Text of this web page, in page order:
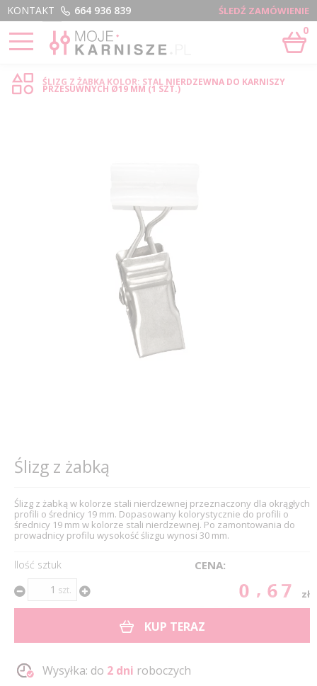
Menu
KONTAKT ŚLEDŹ ZAMÓWIENIE
664 936 839
0
STRONA GŁÓWNA › ŚLIZG Z ŻABKĄ - SKLEP INTERNETOWY
ŚLIZG Z ŻABKĄ KOLOR: STAL NIERDZEWNA DO KARNISZY
PRZESUWNYCH Ø19 MM (1 SZT.)
Ślizg z żabką
Ślizg z żabką w kolorze stali nierdzewnej przeznaczony dla okrągłych
profili o średnicy 19 mm. Dopasowany kolorystycznie do profili o
średnicy 19 mm w kolorze stali nierdzewnej. Po zamontowania do
prowadnicy profilu wysokość ślizgu wynosi 30 mm.
Ilość sztuk
szt.
CENA:
0.67 zł
KUP TERAZ
Wysyłka: do 2 dni roboczych